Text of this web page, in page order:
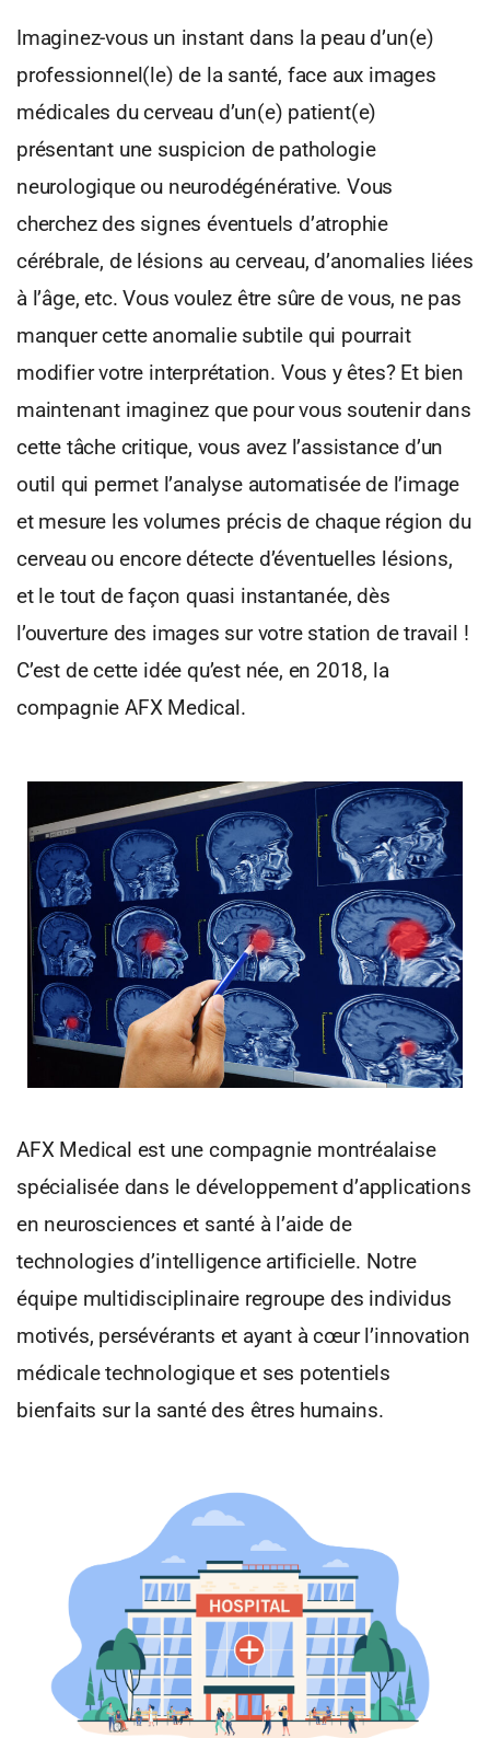
Imaginez-vous un instant dans la peau d’un(e)
professionnel(le) de la santé, face aux images
médicales du cerveau d’un(e) patient(e)
présentant une suspicion de pathologie
neurologique ou neurodégénérative. Vous
cherchez des signes éventuels d’atrophie
cérébrale, de lésions au cerveau, d’anomalies liées
à l’âge, etc. Vous voulez être sûre de vous, ne pas
manquer cette anomalie subtile qui pourrait
modifier votre interprétation. Vous y êtes? Et bien
maintenant imaginez que pour vous soutenir dans
cette tâche critique, vous avez l’assistance d’un
outil qui permet l’analyse automatisée de l’image
et mesure les volumes précis de chaque région du
cerveau ou encore détecte d’éventuelles lésions,
et le tout de façon quasi instantanée, dès
l’ouverture des images sur votre station de travail !
C’est de cette idée qu’est née, en 2018, la
compagnie AFX Medical.
AFX Medical est une compagnie montréalaise
spécialisée dans le développement d’applications
en neurosciences et santé à l’aide de
technologies d’intelligence artificielle. Notre
équipe multidisciplinaire regroupe des individus
motivés, persévérants et ayant à cœur l’innovation
médicale technologique et ses potentiels
bienfaits sur la santé des êtres humains.